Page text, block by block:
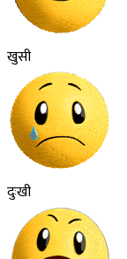
खुसी
दुःखी